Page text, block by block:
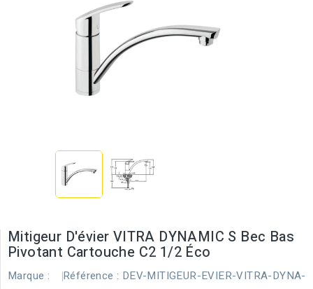
Mitigeur D'évier VITRA DYNAMIC S Bec Bas
Pivotant Cartouche C2 1/2 Éco
Marque :
Référence : DEV-MITIGEUR-EVIER-VITRA-DYNA-